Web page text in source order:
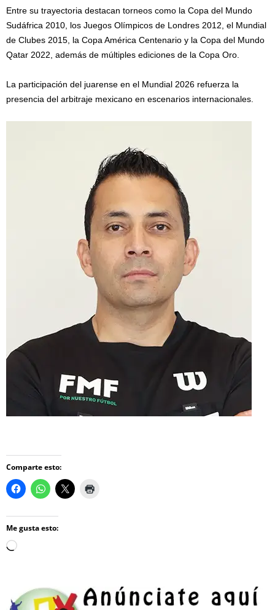
Entre su trayectoria destacan torneos como la Copa del Mundo
Sudáfrica 2010, los Juegos Olímpicos de Londres 2012, el Mundial
de Clubes 2015, la Copa América Centenario y la Copa del Mundo
Qatar 2022, además de múltiples ediciones de la Copa Oro.
La participación del juarense en el Mundial 2026 refuerza la
presencia del arbitraje mexicano en escenarios internacionales.
Comparte esto:
Me gusta esto:
Loading…